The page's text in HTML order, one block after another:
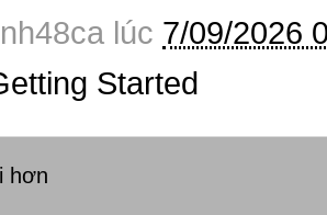
lúc 7/09/2026
Started
hơn